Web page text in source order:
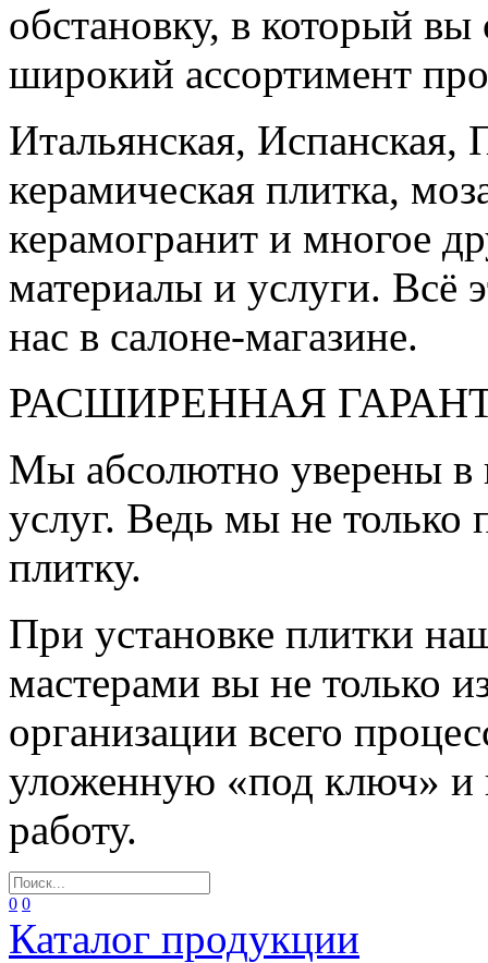
обстановку, в который
широкий ассортимент
Итальянская, Испанская,
керамическая плитка,
керамогранит и многое
материалы и услуги. Всё
нас в салоне-магазине.
РАСШИРЕННАЯ
Мы абсолютно уверены в
услуг. Ведь мы не
плитку.
При установке плитки
мастерами вы не только
организации всего
уложенную «под ключ» и
работу.
0 0
Каталог продукции